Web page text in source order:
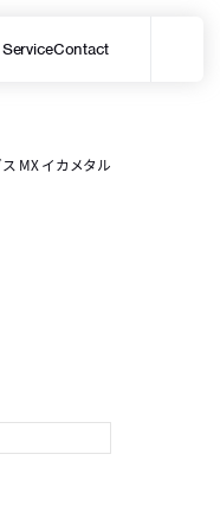
Contact
MX イカメタル